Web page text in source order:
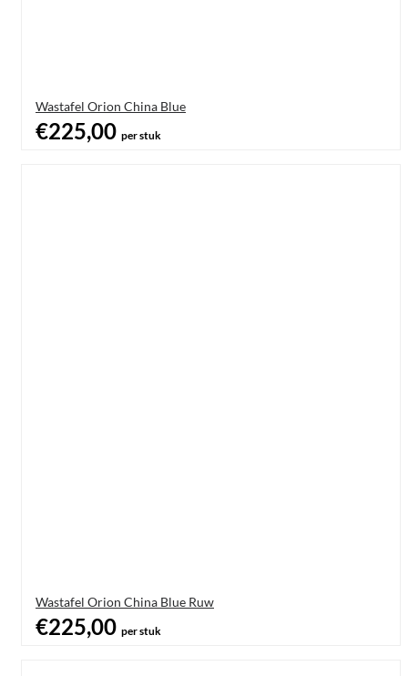
Wastafel Orion China Blue
€225,00 per stuk
Wastafel Orion China Blue Ruw
€225,00 per stuk